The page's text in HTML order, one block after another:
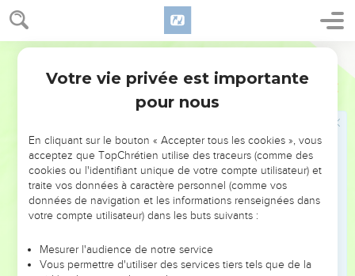
Psaumes 116
le nom de l’Éternel ;
J’accomplirai mes vœux envers l’Éternel, En présence de
tout son peuple,
Dans les parvis de la maison de l’Éternel, Au milieu de toi,
Jérusalem ! Louez l’Éternel !
© Société biblique française – Bibli’O, 1978, avec autorisation. Pour vous procurer
une Bible imprimée, rendez-vous sur www.editionsbiblio.fr
Psaumes 117
Seuls les Évangiles sont disponibles en vidéo pour le moment.
Votre vie privée est importante
pour nous
En cliquant sur le bouton « Accepter tous les cookies », vous
acceptez que TopChrétien utilise des traceurs (comme des
cookies ou l'identifiant unique de votre compte utilisateur) et
traite vos données à caractère personnel (comme vos
données de navigation et les informations renseignées dans
votre compte utilisateur) dans les buts suivants :
Mesurer l'audience de notre service
Vous permettre d'utiliser des services tiers tels que de la